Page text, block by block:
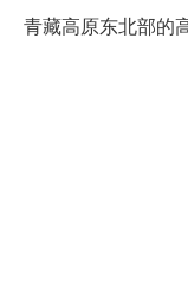
青藏高原东北部的